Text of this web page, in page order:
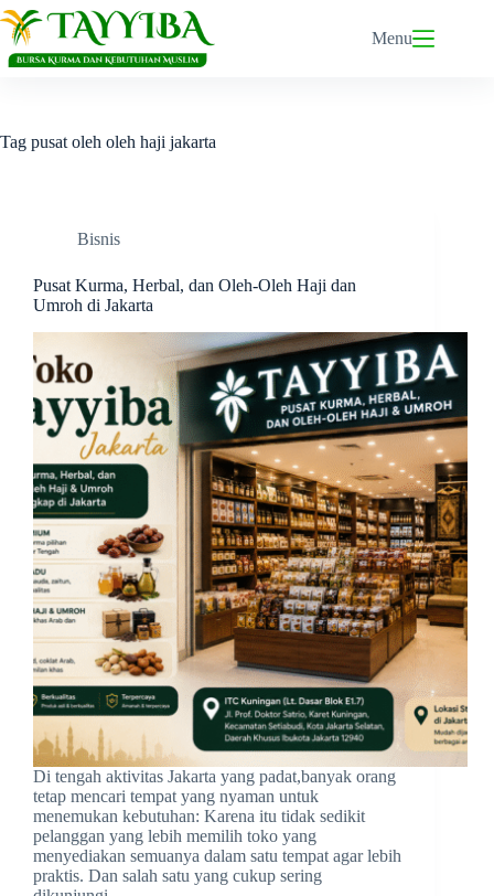
Skip
to
content
Menu
Tag pusat oleh oleh haji jakarta
Bisnis
Pusat Kurma, Herbal, dan Oleh-Oleh Haji dan
Umroh di Jakarta
Di tengah aktivitas Jakarta yang padat,banyak orang
tetap mencari tempat yang nyaman untuk
menemukan kebutuhan: Karena itu tidak sedikit
pelanggan yang lebih memilih toko yang
menyediakan semuanya dalam satu tempat agar lebih
praktis. Dan salah satu yang cukup sering